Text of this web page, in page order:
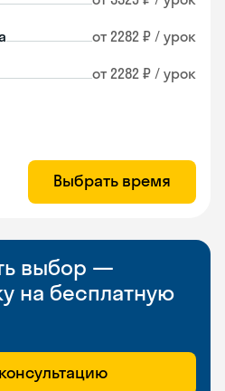
от 2282 ₽ / урок
от 2282 ₽ / урок
Выбрать время
выбор —
на бесплатную